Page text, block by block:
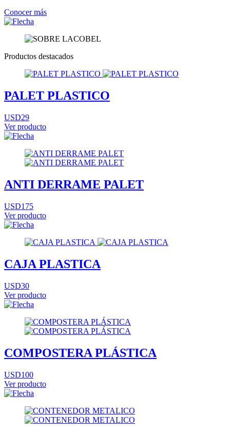
Conocer más
Productos destacados
PALET PLASTICO
USD29
Ver producto
ANTI DERRAME PALET
USD175
Ver producto
CAJA PLASTICA
USD30
Ver producto
COMPOSTERA PLÁSTICA
USD100
Ver producto